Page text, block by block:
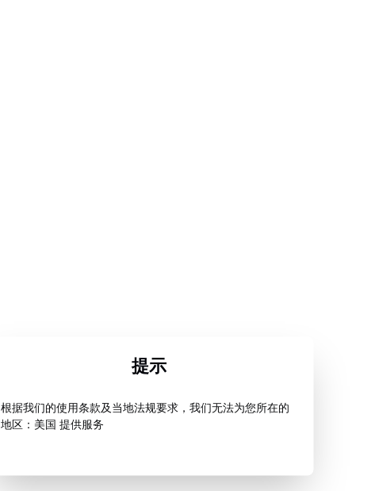
提示
根据我们的使用条款及当地法规要求，我们无法为您所在的
地区：美国 提供服务